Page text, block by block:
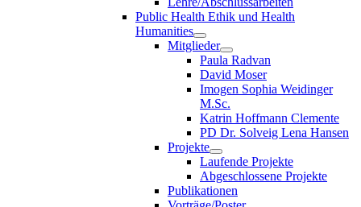
Public Health Ethik und Health
Humanities
Mitglieder
Paula Radvan
David Moser
Imogen Sophia Weidinger
M.Sc.
Katrin Hoffmann Clemente
PD Dr. Solveig Lena Hansen
Projekte
Laufende Projekte
Abgeschlossene Projekte
Publikationen